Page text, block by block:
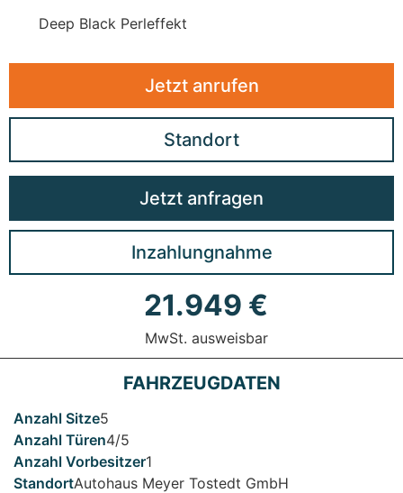
Deep Black Perleffekt
Jetzt anrufen
Standort
21.949 €
MwSt. ausweisbar
Jetzt anfragen
Inzahlungnahme
FAHRZEUGDATEN
5
4/5
1
Autohaus Meyer Tostedt GmbH